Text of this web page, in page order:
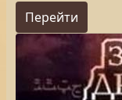
Перейти